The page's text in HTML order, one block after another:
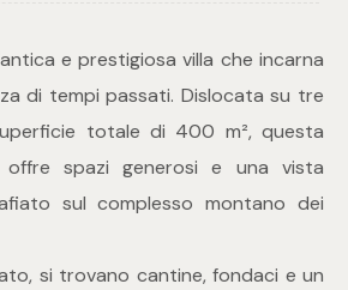
e prestigiosa villa che incarna
di tempi passati. Dislocata su tre
totale di 400 m², questa
offre spazi generosi e una vista
sul complesso montano dei
si trovano cantine, fondaci e un